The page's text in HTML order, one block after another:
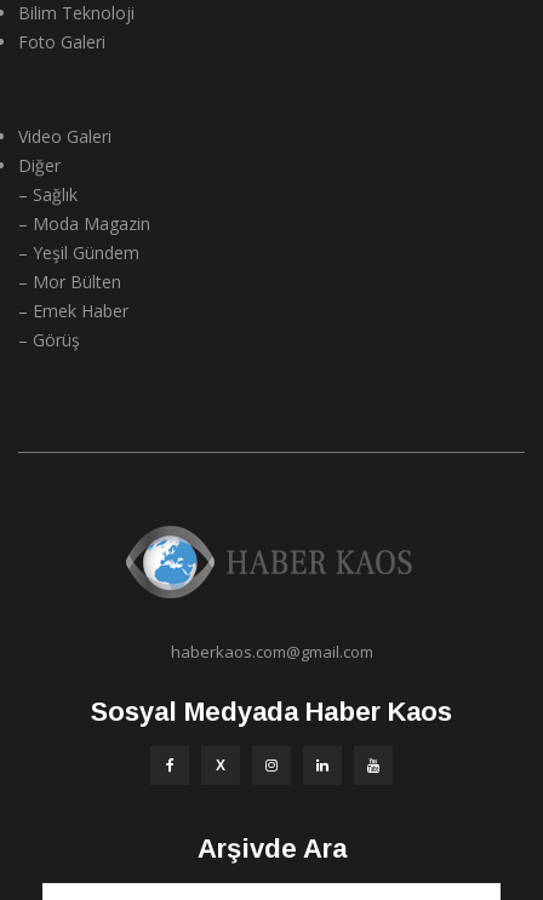
Bilim Teknoloji
Foto Galeri
Video Galeri
Diğer
– Sağlık
– Moda Magazin
– Yeşil Gündem
– Mor Bülten
– Emek Haber
– Görüş
haberkaos.com@gmail.com
Sosyal Medyada Haber Kaos
Arşivde Ara